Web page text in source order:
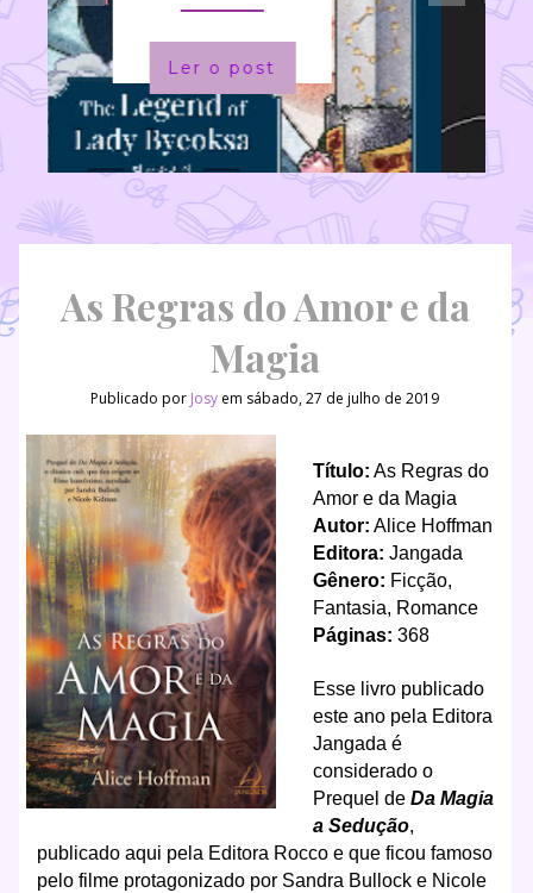
nesse livro
Ler o post
As Regras do Amor e da
Magia
Publicado por Josy em sábado, 27 de julho de 2019
Título: As Regras do
Amor e da Magia
Autor: Alice Hoffman
Editora: Jangada
Gênero: Ficção,
Fantasia, Romance
Páginas: 368
Esse livro publicado
este ano pela Editora
Jangada é
considerado o
Prequel de Da Magia
a Sedução,
publicado aqui pela Editora Rocco e que ficou famoso
pelo filme protagonizado por Sandra Bullock e Nicole